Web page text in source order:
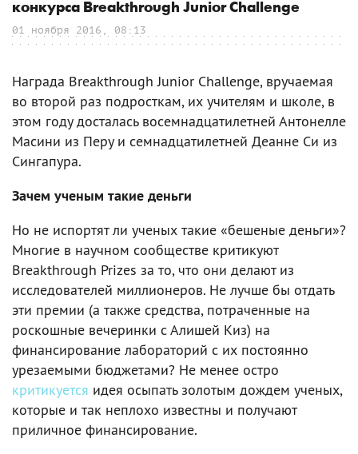
конкурса Breakthrough Junior Challenge
01 ноября 2016, 08:13
Награда Breakthrough Junior Challenge, вручаемая
во второй раз подросткам, их учителям и школе, в
этом году досталась восемнадцатилетней Антонелле
Масини из Перу и семнадцатилетней Деанне Си из
Сингапура.
Зачем ученым такие деньги
Но не испортят ли ученых такие «бешеные деньги»?
Многие в научном сообществе критикуют
Breakthrough Prizes за то, что они делают из
исследователей миллионеров. Не лучше бы отдать
эти премии (а также средства, потраченные на
роскошные вечеринки с Алишей Киз) на
финансирование лабораторий с их постоянно
урезаемыми бюджетами? Не менее остро
критикуется идея осыпать золотым дождем ученых,
которые и так неплохо известны и получают
приличное финансирование.